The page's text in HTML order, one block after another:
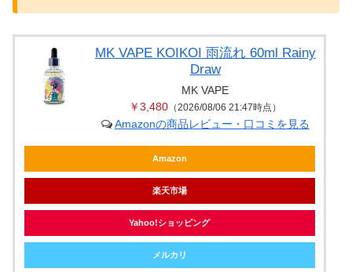
MK VAPE KOIKOI 雨流れ 60ml Rainy
Draw
MK VAPE
￥3,480 （2026/08/06 21:47時点）
Amazonの商品レビュー・口コミを見る
Amazon
楽天市場
Yahoo!ショッピング
メルカリ